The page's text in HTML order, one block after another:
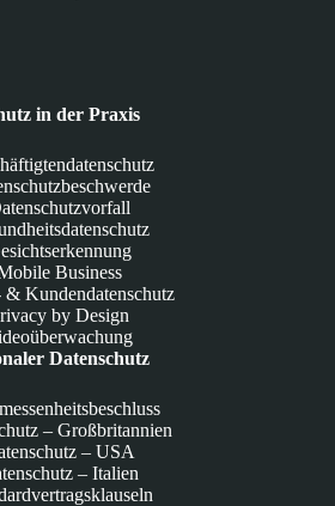
in der Praxis
Business
& Kundendatenschutz
by Design
Datenschutz
– Großbritannien
– USA
– Italien